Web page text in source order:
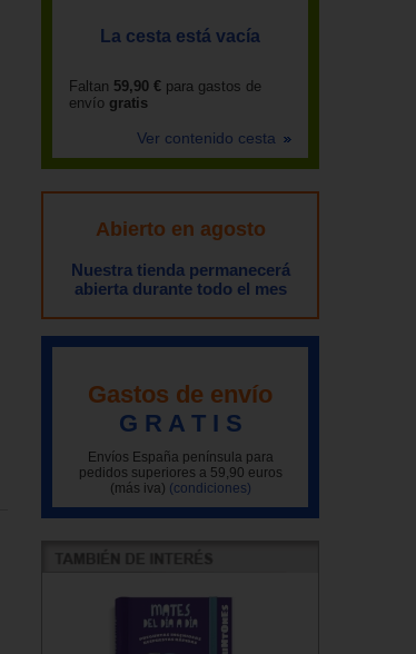
La cesta está vacía
Faltan 59,90 € para gastos de
envío gratis
Ver contenido cesta
Abierto en agosto
Nuestra tienda permanecerá
abierta durante todo el mes
Gastos de envío
G R A T I S
Envíos España península para
pedidos superiores a 59,90 euros
(más iva) (condiciones)